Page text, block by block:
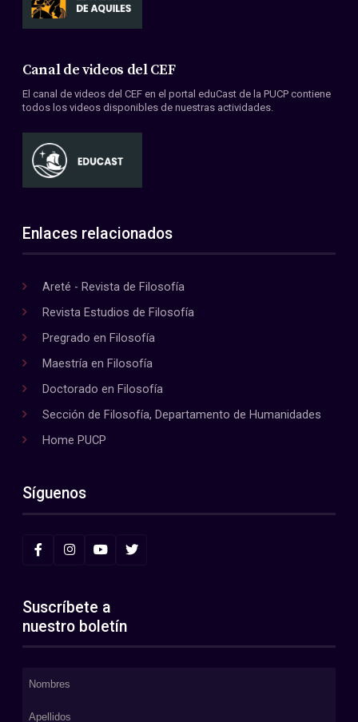
Canal de videos del CEF
El canal de videos del CEF en el portal eduCast de la PUCP contiene
todos los videos disponibles de nuestras actividades.
Enlaces relacionados
Areté - Revista de Filosofía
Revista Estudios de Filosofía
Pregrado en Filosofía
Maestría en Filosofía
Doctorado en Filosofía
Sección de Filosofía, Departamento de Humanidades
Home PUCP
Síguenos
Suscríbete a
nuestro boletín